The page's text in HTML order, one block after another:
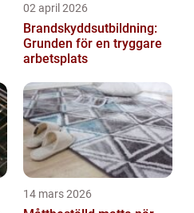
02 april 2026
Brandskyddsutbildning:
Grunden för en tryggare
arbetsplats
14 mars 2026